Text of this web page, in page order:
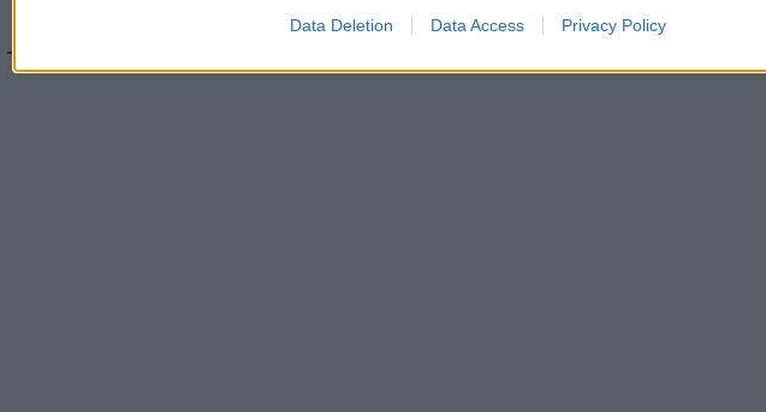
Data Deletion Data Access Privacy Policy